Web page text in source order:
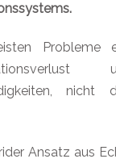
Probleme
nicht
Ansatz aus